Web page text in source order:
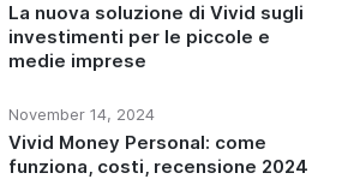
La nuova soluzione di Vivid sugli
investimenti per le piccole e
medie imprese
November 14, 2024
Vivid Money Personal: come
funziona, costi, recensione 2024